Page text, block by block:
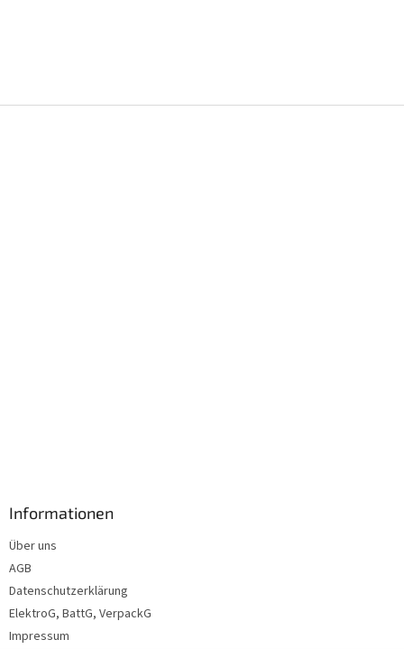
Informationen
Über uns
AGB
Datenschutzerklärung
ElektroG, BattG, VerpackG
Impressum